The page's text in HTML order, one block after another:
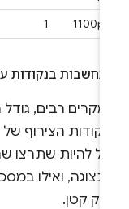
1100px
בנקודות
רבים, גודל
הצירוף של
להיות שתרצו
ואילו במסכים
קטן.